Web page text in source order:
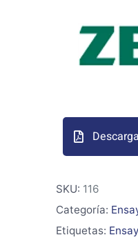
SKU: 116
Categoría:
Etiquetas: